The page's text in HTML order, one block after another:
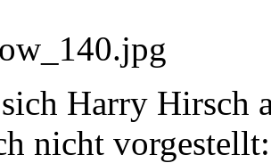
Harry Hirsch
nicht